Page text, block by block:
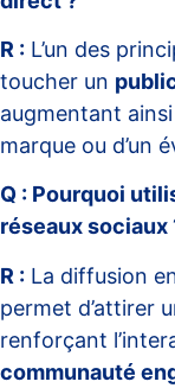
R : L’un des
toucher un
augmentant
marque ou d’un
Q : Pourquoi
réseaux sociaux
R : La diffusion
permet d’attirer
renforçant
communauté